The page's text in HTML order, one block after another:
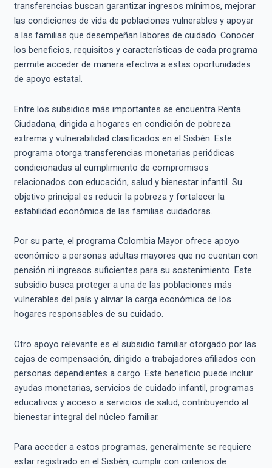
transferencias buscan garantizar ingresos mínimos, mejorar
las condiciones de vida de poblaciones vulnerables y apoyar
a las familias que desempeñan labores de cuidado. Conocer
los beneficios, requisitos y características de cada programa
permite acceder de manera efectiva a estas oportunidades
de apoyo estatal.
Entre los subsidios más importantes se encuentra Renta
Ciudadana, dirigida a hogares en condición de pobreza
extrema y vulnerabilidad clasificados en el Sisbén. Este
programa otorga transferencias monetarias periódicas
condicionadas al cumplimiento de compromisos
relacionados con educación, salud y bienestar infantil. Su
objetivo principal es reducir la pobreza y fortalecer la
estabilidad económica de las familias cuidadoras.
Por su parte, el programa Colombia Mayor ofrece apoyo
económico a personas adultas mayores que no cuentan con
pensión ni ingresos suficientes para su sostenimiento. Este
subsidio busca proteger a una de las poblaciones más
vulnerables del país y aliviar la carga económica de los
hogares responsables de su cuidado.
Otro apoyo relevante es el subsidio familiar otorgado por las
cajas de compensación, dirigido a trabajadores afiliados con
personas dependientes a cargo. Este beneficio puede incluir
ayudas monetarias, servicios de cuidado infantil, programas
educativos y acceso a servicios de salud, contribuyendo al
bienestar integral del núcleo familiar.
Para acceder a estos programas, generalmente se requiere
estar registrado en el Sisbén, cumplir con criterios de